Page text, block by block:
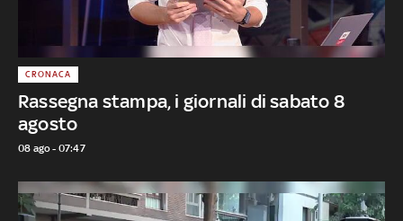
Rassegna stampa, i giornali di sabato 8
agosto
CRONACA
08 ago - 07:47